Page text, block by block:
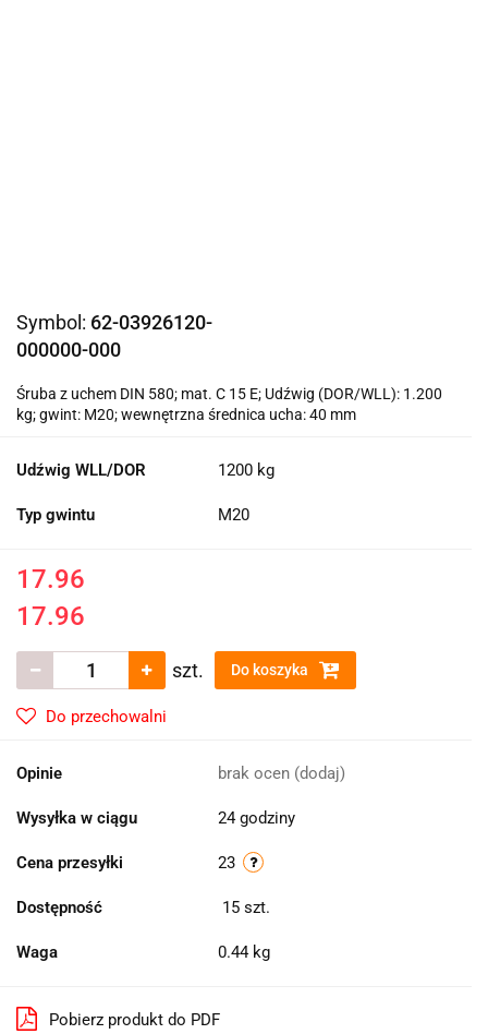
Symbol: 62-03926120-
000000-000
Śruba z uchem DIN 580; mat. C 15 E; Udźwig (DOR/WLL): 1.200
kg; gwint: M20; wewnętrzna średnica ucha: 40 mm
Udźwig WLL/DOR 1200 kg
Typ gwintu M20
17.96
17.96
szt. Do koszyka
Do przechowalni
Opinie brak ocen (dodaj)
Wysyłka w ciągu 24 godziny
Cena przesyłki 23
Dostępność 15 szt.
Waga 0.44 kg
Pobierz produkt do PDF